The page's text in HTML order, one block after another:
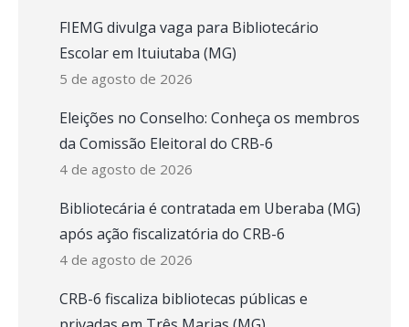
FIEMG divulga vaga para Bibliotecário
Escolar em Ituiutaba (MG)
5 de agosto de 2026
Eleições no Conselho: Conheça os membros
da Comissão Eleitoral do CRB-6
4 de agosto de 2026
Bibliotecária é contratada em Uberaba (MG)
após ação fiscalizatória do CRB-6
4 de agosto de 2026
CRB-6 fiscaliza bibliotecas públicas e